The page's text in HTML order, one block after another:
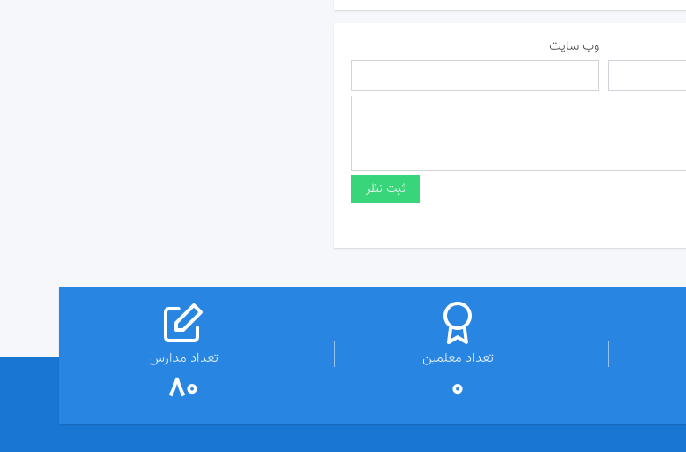
وب سایت
تعداد معلمین
0
تعداد مدارس
80